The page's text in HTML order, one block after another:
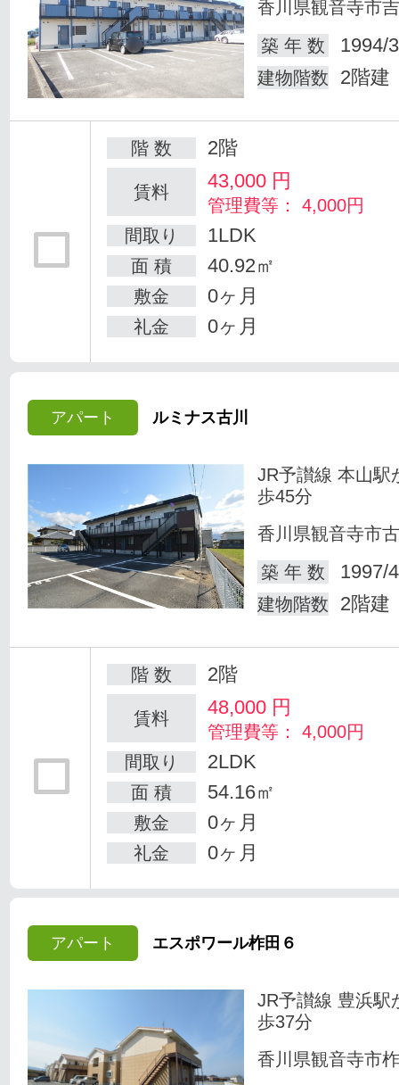
香川県観音寺市
築 年 数
1994/
建物階数 2階建
階 数 2階
賃料 43,000 円
管理費等： 4,000円
間取り
1LDK
面 積 40.92㎡
敷金 0ヶ月
礼金 0ヶ月
アパート ルミナス古川
JR予讃線 本山駅
歩45分
香川県観音寺市
築 年 数
1997/
建物階数 2階建
階 数 2階
賃料 48,000 円
管理費等： 4,000円
間取り
2LDK
面 積 54.16㎡
敷金 0ヶ月
礼金 0ヶ月
アパート エスポワール柞田６
JR予讃線 豊浜駅
歩37分
香川県観音寺市